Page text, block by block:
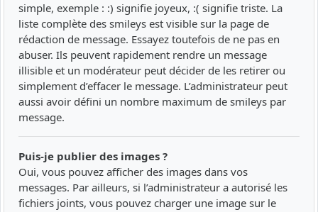
simple, exemple : :) signifie joyeux, :( signifie triste. La
liste complète des smileys est visible sur la page de
rédaction de message. Essayez toutefois de ne pas en
abuser. Ils peuvent rapidement rendre un message
illisible et un modérateur peut décider de les retirer ou
simplement d’effacer le message. L’administrateur peut
aussi avoir défini un nombre maximum de smileys par
message.
Puis-je publier des images ?
Oui, vous pouvez afficher des images dans vos
messages. Par ailleurs, si l’administrateur a autorisé les
fichiers joints, vous pouvez charger une image sur le